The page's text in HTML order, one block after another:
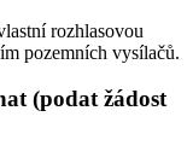
rozhlasovou
pozemních vysílačů.
(podat žádost